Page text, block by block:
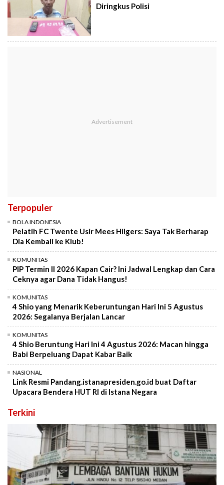
Diringkus Polisi
Terpopuler
BOLA INDONESIA
Pelatih FC Twente Usir Mees Hilgers: Saya Tak Berharap
Dia Kembali ke Klub!
KOMUNITAS
PIP Termin II 2026 Kapan Cair? Ini Jadwal Lengkap dan Cara
Ceknya agar Dana Tidak Hangus!
KOMUNITAS
4 Shio yang Menarik Keberuntungan Hari Ini 5 Agustus
2026: Segalanya Berjalan Lancar
KOMUNITAS
4 Shio Beruntung Hari Ini 4 Agustus 2026: Macan hingga
Babi Berpeluang Dapat Kabar Baik
NASIONAL
Link Resmi Pandang.istanapresiden.go.id buat Daftar
Upacara Bendera HUT RI di Istana Negara
Terkini